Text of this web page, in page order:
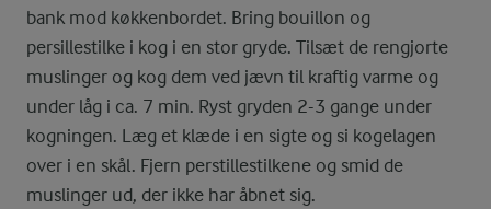
bank mod køkkenbordet. Bring bouillon og
persillestilke i kog i en stor gryde. Tilsæt de rengjorte
muslinger og kog dem ved jævn til kraftig varme og
under låg i ca. 7 min. Ryst gryden 2-3 gange under
kogningen. Læg et klæde i en sigte og si kogelagen
over i en skål. Fjern perstillestilkene og smid de
muslinger ud, der ikke har åbnet sig.